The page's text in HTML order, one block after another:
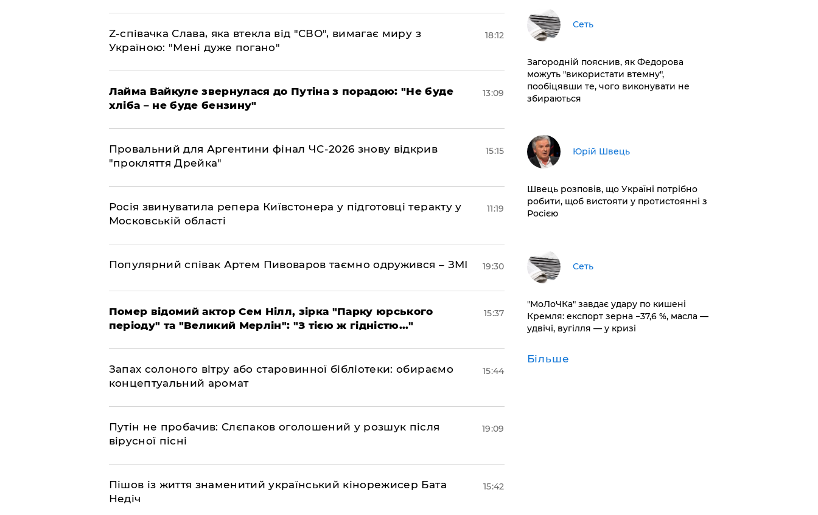
​Z-співачка Слава, яка втекла від "СВО", вимагає миру з
Україною: "Мені дуже погано"
18:12
Лайма Вайкуле звернулася до Путіна з порадою: "Не буде
хліба – не буде бензину"
13:09
Провальний для Аргентини фінал ЧС-2026 знову відкрив
"прокляття Дрейка"
15:15
Росія звинуватила репера Київстонера у підготовці теракту у
Московській області
11:19
Популярний співак Артем Пивоваров таємно одружився – ЗМІ 19:30
Помер відомий актор Сем Нілл, зірка "Парку юрського
періоду" та "Великий Мерлін": "З тією ж гідністю..."
15:37
Запах солоного вітру або старовинної бібліотеки: обираємо
концептуальний аромат
15:44
​Путін не пробачив: Слєпаков оголошений у розшук після
вірусної пісні
19:09
Пішов із життя знаменитий український кінорежисер Бата
Недіч
15:42
Сеть
Загородній пояснив, як Федорова
можуть "використати втемну",
пообіцявши те, чого виконувати не
збираються
Юрій Швець
Швець розповів, що Україні потрібно
робити, щоб вистояти у протистоянні з
Росією
Сеть
​"МоЛоЧКа" завдає удару по кишені
Кремля: експорт зерна −37,6 %, масла —
удвічі, вугілля — у кризі
Більше